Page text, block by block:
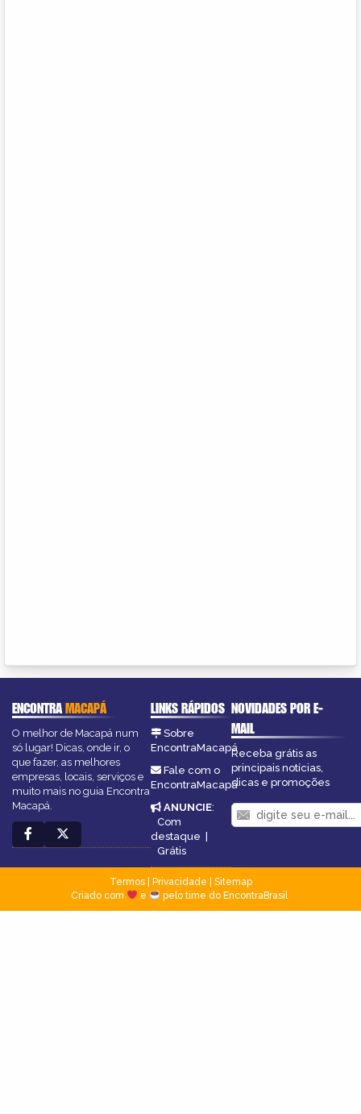
ENCONTRAMACAPÁ
O melhor de Macapá num
só lugar! Dicas, onde ir, o
que fazer, as melhores
empresas, locais, serviços e
muito mais no guia Encontra
Macapá.
LINKS RÁPIDOS
Sobre
EncontraMacapá
Fale com o
EncontraMacapá
ANUNCIE:
Com
destaque
Grátis
NOVIDADES POR E-
MAIL
Receba grátis as
principais notícias,
dicas e promoções
Termos| Privacidade
Sitemap
Criado com
e pelo time do EncontraBrasil